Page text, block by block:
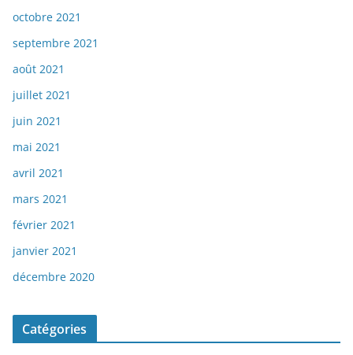
octobre 2021
septembre 2021
août 2021
juillet 2021
juin 2021
mai 2021
avril 2021
mars 2021
février 2021
janvier 2021
décembre 2020
Catégories